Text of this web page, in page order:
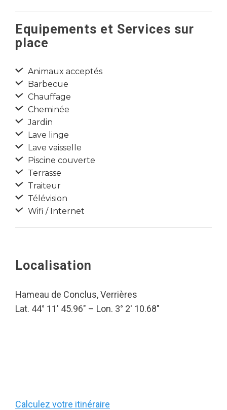
Equipements et Services sur
place
Animaux acceptés
Barbecue
Chauffage
Cheminée
Jardin
Lave linge
Lave vaisselle
Piscine couverte
Terrasse
Traiteur
Télévision
Wifi / Internet
Localisation
Hameau de Conclus, Verrières
Lat. 44° 11′ 45.96″ – Lon. 3° 2′ 10.68″
Calculez votre itinéraire